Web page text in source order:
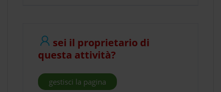
sei il proprietario di
questa attività?
gestisci la pagina